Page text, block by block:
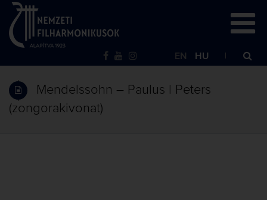
EN HU
Mendelssohn – Paulus | Peters
(zongorakivonat)